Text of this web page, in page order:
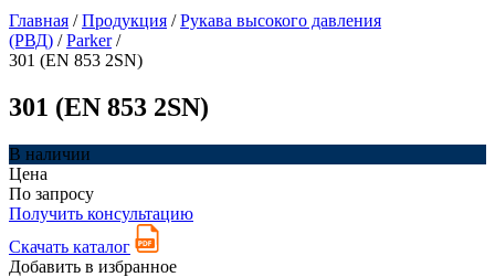
Главная /Продукция /Рукава высокого давления
(РВД) /Parker/
301 (EN 853 2SN)
301 (EN 853 2SN)
В наличии
Цена
По запросу
Получить консультацию
Скачать каталог
Добавить в избранное